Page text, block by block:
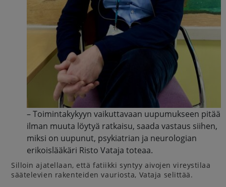
– Toimintakykyyn vaikuttavaan uupumukseen pitää
ilman muuta löytyä ratkaisu, saada vastaus siihen,
miksi on uupunut, psykiatrian ja neurologian
erikoislääkäri Risto Vataja toteaa.
Silloin ajatellaan, että fatiikki syntyy aivojen vireystilaa
säätelevien rakenteiden vauriosta, Vataja selittää.